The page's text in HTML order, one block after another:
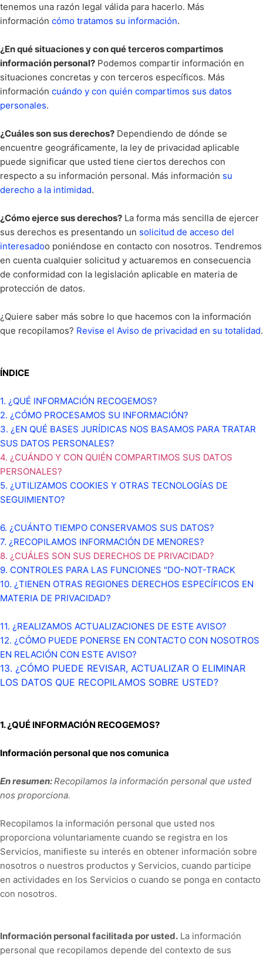
tenemos una razón legal válida para hacerlo. Más
información cómo tratamos su información.
¿En qué situaciones y con qué terceros compartimos
información personal? Podemos compartir información en
situaciones concretas y con terceros específicos. Más
información cuándo y con quién compartimos sus datos
personales.
¿Cuáles son sus derechos? Dependiendo de dónde se
encuentre geográficamente, la ley de privacidad aplicable
puede significar que usted tiene ciertos derechos con
respecto a su información personal. Más información su
derecho a la intimidad.
¿Cómo ejerce sus derechos? La forma más sencilla de ejercer
sus derechos es presentando un solicitud de acceso del
interesadoo poniéndose en contacto con nosotros. Tendremos
en cuenta cualquier solicitud y actuaremos en consecuencia
de conformidad con la legislación aplicable en materia de
protección de datos.
¿Quiere saber más sobre lo que hacemos con la información
que recopilamos? Revise el Aviso de privacidad en su totalidad.
ÍNDICE
1. ¿QUÉ INFORMACIÓN RECOGEMOS?
2. ¿CÓMO PROCESAMOS SU INFORMACIÓN?
3. ¿EN QUÉ BASES JURÍDICAS NOS BASAMOS PARA TRATAR
SUS DATOS PERSONALES?
4. ¿CUÁNDO Y CON QUIÉN COMPARTIMOS SUS DATOS
PERSONALES?
5. ¿UTILIZAMOS COOKIES Y OTRAS TECNOLOGÍAS DE
SEGUIMIENTO?
6. ¿CUÁNTO TIEMPO CONSERVAMOS SUS DATOS?
7. ¿RECOPILAMOS INFORMACIÓN DE MENORES?
8. ¿CUÁLES SON SUS DERECHOS DE PRIVACIDAD?
9. CONTROLES PARA LAS FUNCIONES "DO-NOT-TRACK
10. ¿TIENEN OTRAS REGIONES DERECHOS ESPECÍFICOS EN
MATERIA DE PRIVACIDAD?
11. ¿REALIZAMOS ACTUALIZACIONES DE ESTE AVISO?
12. ¿CÓMO PUEDE PONERSE EN CONTACTO CON NOSOTROS
EN RELACIÓN CON ESTE AVISO?
13. ¿CÓMO PUEDE REVISAR, ACTUALIZAR O ELIMINAR
LOS DATOS QUE RECOPILAMOS SOBRE USTED?
1. ¿QUÉ INFORMACIÓN RECOGEMOS?
Información personal que nos comunica
En resumen:Recopilamos la información personal que usted
nos proporciona.
Recopilamos la información personal que usted nos
proporciona voluntariamente cuando se registra en los
Servicios, manifieste su interés en obtener información sobre
nosotros o nuestros productos y Servicios, cuando participe
en actividades en los Servicios o cuando se ponga en contacto
con nosotros.
Información personal facilitada por usted. La información
personal que recopilamos depende del contexto de sus